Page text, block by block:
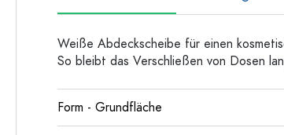
Weiße Abdeckscheibe für einen
So bleibt das Verschließen von Dosen
Form - Grundfläche